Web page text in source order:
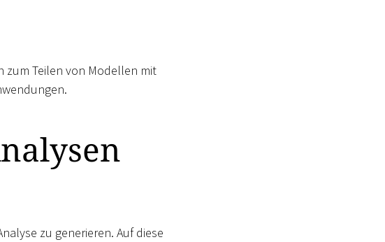
zum Teilen von Modellen mit
zu generieren. Auf diese